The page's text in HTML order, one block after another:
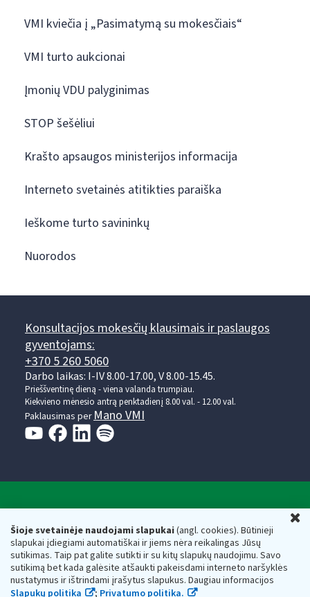
Šioje svetainėje naudojami slapukai(angl. cookies). Būtinieji
slapukai įdiegiami automatiškai ir jiems nėra reikalingas Jūsų
sutikimas. Taip pat galite sutikti ir su kitų slapukų naudojimu. Savo
sutikimą bet kada galėsite atšaukti pakeisdami interneto naršyklės
nustatymus ir ištrindami įrašytus slapukus. Daugiau informacijos
Slapukų politika
; Privatumo politika.
VMI kviečia į „Pasimatymą su mokesčiais“
VMI turto aukcionai
Įmonių VDU palyginimas
STOP šešėliui
Krašto apsaugos ministerijos informacija
Interneto svetainės atitikties paraiška
Ieškome turto savininkų
Nuorodos
Konsultacijos mokesčių klausimais ir paslaugos
gyventojams:
+370 5 260 5060
Darbo laikas: I-IV 8.00-17.00, V 8.00-15.45.
Prieššventinę dieną - viena valanda trumpiau.
Kiekvieno mėnesio antrą penktadienį 8.00 val. - 12.00 val.
Paklausimas per Mano VMI
Respublikos finansų ministerijos
Biudžetinė įstaiga. Juridinio asmens kodas — 188659752,
adresas: Vasario 16-osios g. 14, 01107 Vilnius, Lietuva, el.paštas:
vmi@vmi.lt, E. pristatymo dėžutės adresas 188659752
Duomenys apie Valstybinę mokesčių inspekciją prie Lietuvos